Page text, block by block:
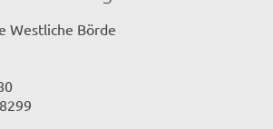
Westliche Börde